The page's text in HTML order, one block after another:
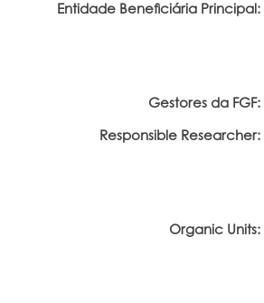
Entidade Beneficiária Principal:
Gestores da FGF:
Responsible Researcher:
Organic Units: